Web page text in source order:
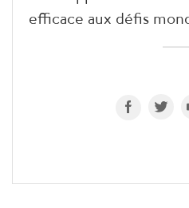
efficace aux défis